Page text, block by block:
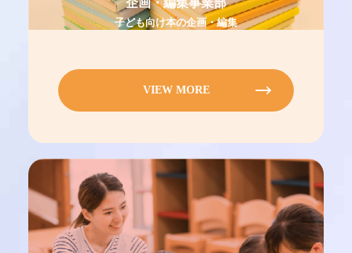
子ども向け本の企画・編集
VIEW MORE